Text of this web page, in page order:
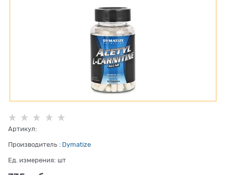
Артикул:
Производитель : Dymatize
Ед. измерения: шт